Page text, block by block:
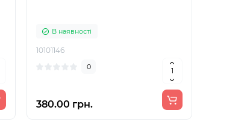
В наявності
10101146
0
380.00 грн.